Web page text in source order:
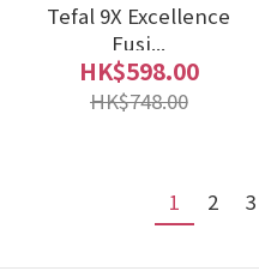
Tefal 9X Excellence
Fusi...
HK$598.00
HK$748.00
1 2 3